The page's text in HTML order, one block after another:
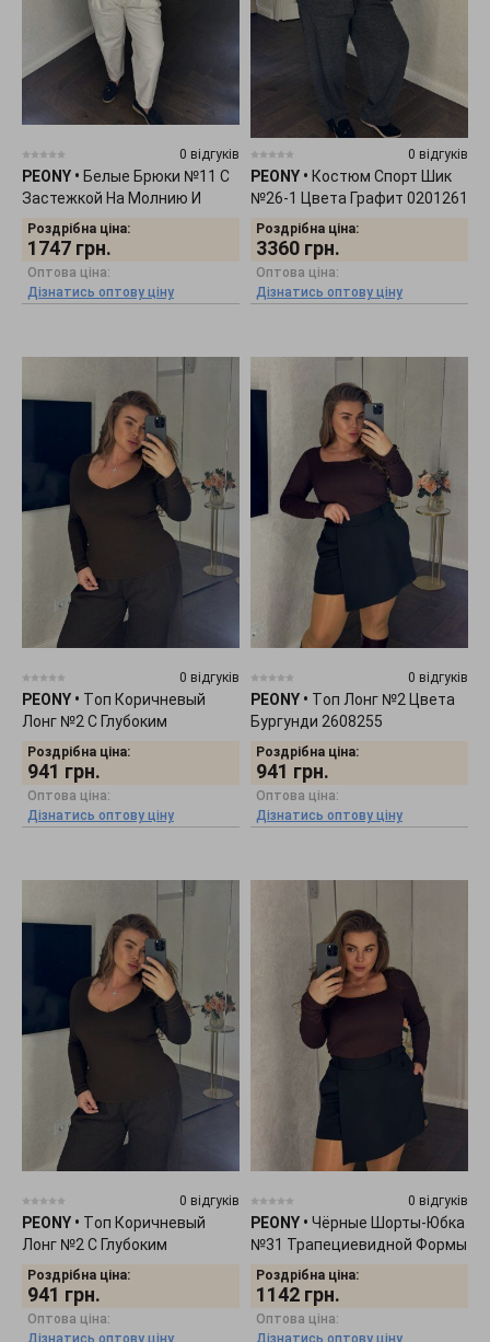
0 відгуків
PEONY • Белые Брюки №11 С
Застежкой На Молнию И
Пуговицу 0801261
Роздрібна ціна:
1747 грн.
Оптова ціна:
Дізнатись оптову ціну
0 відгуків
PEONY • Костюм Спорт Шик
№26-1 Цвета Графит 0201261
Роздрібна ціна:
3360 грн.
Оптова ціна:
Дізнатись оптову ціну
0 відгуків
PEONY • Tоп Коричневый
Лонг №2 С Глубоким
Декольте 0511252
Роздрібна ціна:
941 грн.
Оптова ціна:
Дізнатись оптову ціну
0 відгуків
PEONY • Tоп Лонг №2 Цвета
Бургунди 2608255
Роздрібна ціна:
941 грн.
Оптова ціна:
Дізнатись оптову ціну
0 відгуків
PEONY • Tоп Коричневый
Лонг №2 С Глубоким
Декольте 2608254
Роздрібна ціна:
941 грн.
Оптова ціна:
Дізнатись оптову ціну
0 відгуків
PEONY • Чёрные Шорты-Юбка
№31 Трапециевидной Формы
0501261
Роздрібна ціна:
1142 грн.
Оптова ціна:
Дізнатись оптову ціну